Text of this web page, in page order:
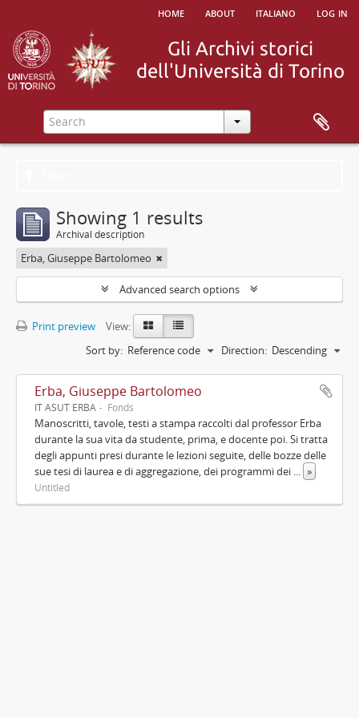
home about italiano log in
Showing 1 results
Archival description
Erba, Giuseppe Bartolomeo
Advanced search options
Print preview
View:
Sort by: Reference code Direction: Descending
Erba, Giuseppe Bartolomeo
IT ASUT ERBA Fonds
Manoscritti, tavole, testi a stampa raccolti dal professor Erba
durante la sua vita da studente, prima, e docente poi. Si tratta
degli appunti presi durante le lezioni seguite, delle bozze delle
sue tesi di laurea e di aggregazione, dei programmi dei ... »
Untitled